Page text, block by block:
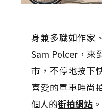
身兼多職如作家
Sam Polcer，來
市，不停地按下
喜愛的單車時尚
個人的街拍網站 。